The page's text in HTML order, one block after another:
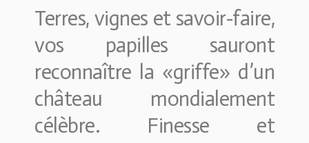
Terres, vignes et savoir-faire,
vos papilles sauront
reconnaître la «griffe» d’un
château mondialement
célèbre. Finesse et